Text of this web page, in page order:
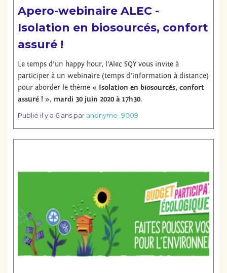
Apero-webinaire ALEC -
Isolation en biosourcés, confort
assuré !
Le temps d’un happy hour, l’Alec SQY vous invite à
participer à un webinaire (temps d’information à distance)
pour aborder le thème « Isolation en biosourcés, confort
assuré ! », mardi 30 juin 2020 à 17h30.
Publié il y a 6 anspar anonyme_9009